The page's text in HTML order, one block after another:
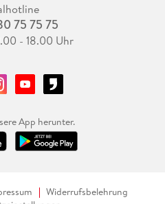
75 75 75
- 18.00 Uhr
App herunter.
Widerrufsbelehrung